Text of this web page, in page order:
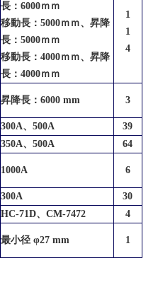
長：6000ｍｍ
移動長：5000ｍｍ、昇降
長：5000ｍｍ
移動長：4000ｍｍ、昇降
長：4000ｍｍ
1
1
4
昇降長：6000 mm 3
300A、500A
39
350A、500A
64
1000A 6
300A
30
HC-71D、CM-7472
4
最小径 φ27 mm 1